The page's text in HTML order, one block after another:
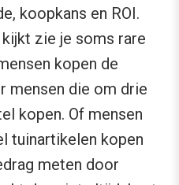
koopkans en ROI.
zie je soms rare
kopen de
mensen die om drie
kopen. Of mensen
tuinartikelen kopen
meten door